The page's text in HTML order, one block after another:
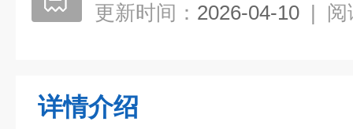
更新时间： 2026-04-10 | 阅
详情介绍